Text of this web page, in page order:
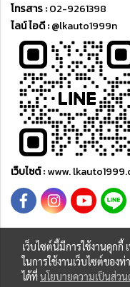
โทรสาร :02-9261398
ไลน์ ไอดี :@lkauto1999n
เว็บไซต์ :www.
Copyright © 2015 ;
เว็บไซต์นี้มีการใช้งานคุก
ในการใช้งานเว็บไซต์ของ
ได้ที่นโยบายความเป็นส่วน